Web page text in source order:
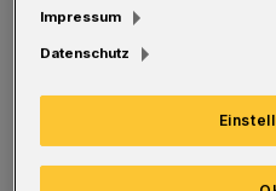
Die Ursache ist noch
Impressum
Datenschutz